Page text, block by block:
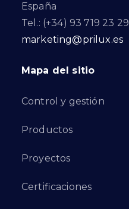
España
Tel.: (+34) 93 719 23 29
marketing@prilux.es
Mapa del sitio
Control y gestión
Productos
Proyectos
Certificaciones